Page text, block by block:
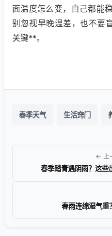
面温度怎么变，自己都能
别忽视早晚温差，也不要
关键**。
春季天气 生活窍门
← 上
春季踏青遇阴雨？这些
春雨连绵湿气重